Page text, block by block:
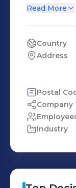
menos
resultado
oferta ao
completa
com a
garantida
com as
país. Hoje,
Read More
Country
Address
Postal
Company
Industry